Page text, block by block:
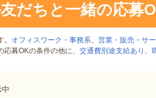
友だちと一緒の応募
オフィスワーク・事務系、 営業・販売・サ
募OKの条件の他に、 交通費別途支給あり 、